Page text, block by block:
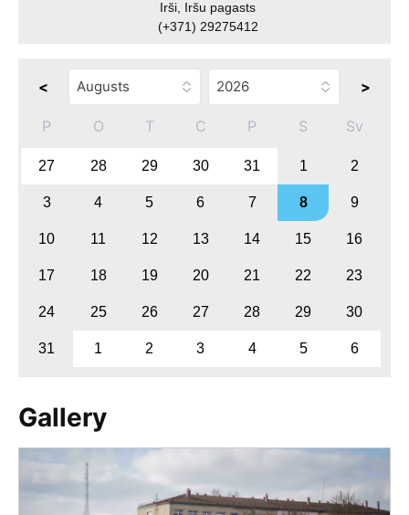
Irši, Iršu pagasts
(+371) 29275412
< >
P O T C P S Sv
27 28 29 30 31 1 2
3 4 5 6 7 8 9
10 11 12 13 14 15 16
17 18 19 20 21 22 23
24 25 26 27 28 29 30
31 1 2 3 4 5 6
Gallery